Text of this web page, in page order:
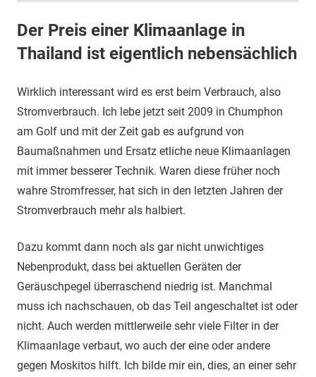
Der Preis einer Klimaanlage in
Thailand ist eigentlich nebensächlich
Wirklich interessant wird es erst beim Verbrauch, also
Stromverbrauch. Ich lebe jetzt seit 2009 in Chumphon
am Golf und mit der Zeit gab es aufgrund von
Baumaßnahmen und Ersatz etliche neue Klimaanlagen
mit immer besserer Technik. Waren diese früher noch
wahre Stromfresser, hat sich in den letzten Jahren der
Stromverbrauch mehr als halbiert.
Dazu kommt dann noch als gar nicht unwichtiges
Nebenprodukt, dass bei aktuellen Geräten der
Geräuschpegel überraschend niedrig ist. Manchmal
muss ich nachschauen, ob das Teil angeschaltet ist oder
nicht. Auch werden mittlerweile sehr viele Filter in der
Klimaanlage verbaut, wo auch der eine oder andere
gegen Moskitos hilft. Ich bilde mir ein, dies, an einer sehr